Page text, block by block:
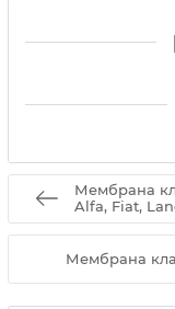
Мембрана
Alfa, Fiat,
Мембрана